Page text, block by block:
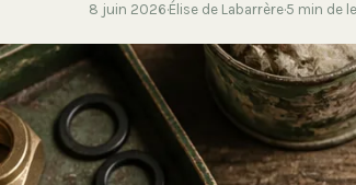
8 juin 2026·Élise de Labarrère·5 min de